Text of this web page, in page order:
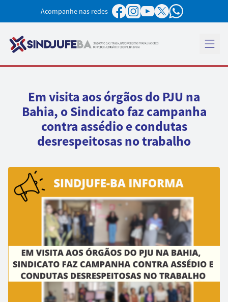
Acompanhe nas redes
Abrir
Em visita aos órgãos do PJU na
Bahia, o Sindicato faz campanha
contra assédio e condutas
desrespeitosas no trabalho